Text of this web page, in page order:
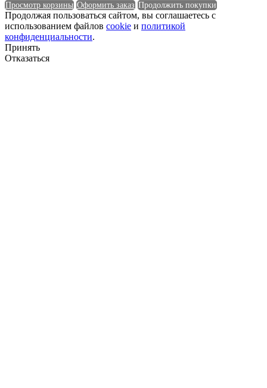
Просмотр корзины Оформить заказ Продолжить покупки
Продолжая пользоваться сайтом, вы соглашаетесь с
использованием файлов cookie и политикой
конфиденциальности.
Принять
Отказаться